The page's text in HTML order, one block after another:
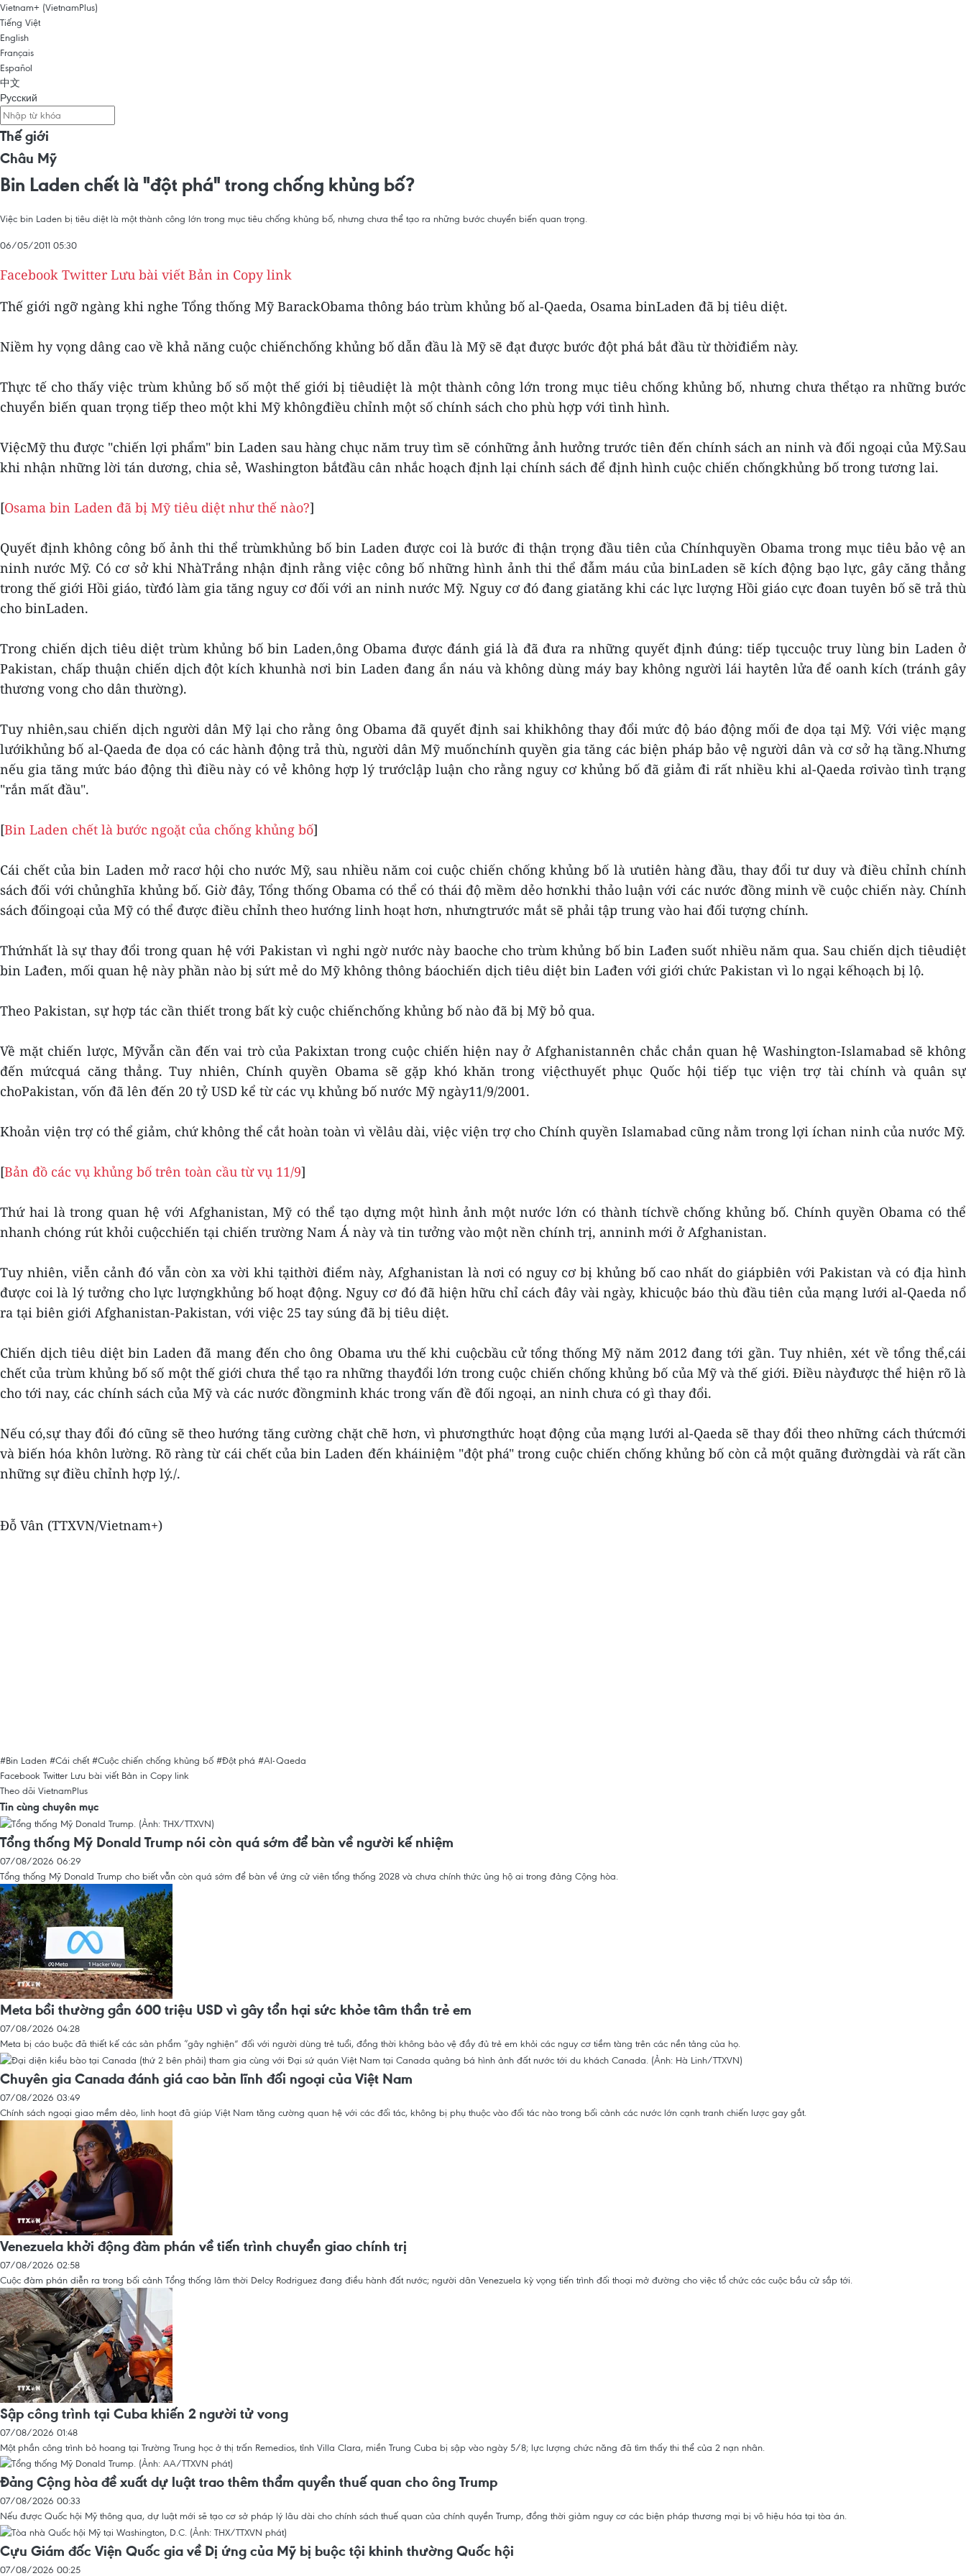
Vietnam+ (VietnamPlus)
Tiếng Việt
English
Français
Español
中文
Русский
Thế giới
Châu Mỹ
Bin Laden chết là "đột phá" trong chống khủng bố?
Việc bin Laden bị tiêu diệt là một thành công lớn trong mục tiêu chống khủng bố, nhưng chưa thể tạo ra những bước chuyển biến quan trọng.
06/05/2011 05:30
Facebook Twitter Lưu bài viết Bản in Copy link
Thế giới ngỡ ngàng khi nghe Tổng thống Mỹ BarackObama thông báo trùm khủng bố al-Qaeda, Osama binLaden đã bị tiêu diệt.
Niềm hy vọng dâng cao về khả năng cuộc chiếnchống khủng bố dẫn đầu là Mỹ sẽ đạt được bước đột phá bắt đầu từ thờiđiểm này.
Thực tế cho thấy việc trùm khủng bố số một thế giới bị tiêudiệt là một thành công lớn trong mục tiêu chống khủng bố, nhưng chưa thểtạo ra những bước
chuyển biến quan trọng tiếp theo một khi Mỹ khôngđiều chỉnh một số chính sách cho phù hợp với tình hình.
ViệcMỹ thu được "chiến lợi phẩm" bin Laden sau hàng chục năm truy tìm sẽ cónhững ảnh hưởng trước tiên đến chính sách an ninh và đối ngoại của Mỹ.Sau
khi nhận những lời tán dương, chia sẻ, Washington bắtđầu cân nhắc hoạch định lại chính sách để định hình cuộc chiến chốngkhủng bố trong tương lai.
[Osama bin Laden đã bị Mỹ tiêu diệt như thế nào?]
Quyết định không công bố ảnh thi thể trùmkhủng bố bin Laden được coi là bước đi thận trọng đầu tiên của Chínhquyền Obama trong mục tiêu bảo vệ an
ninh nước Mỹ. Có cơ sở khi NhàTrắng nhận định rằng việc công bố những hình ảnh thi thể đẫm máu của binLaden sẽ kích động bạo lực, gây căng thẳng
trong thế giới Hồi giáo, từđó làm gia tăng nguy cơ đối với an ninh nước Mỹ. Nguy cơ đó đang giatăng khi các lực lượng Hồi giáo cực đoan tuyên bố sẽ trả thù
cho binLaden.
Trong chiến dịch tiêu diệt trùm khủng bố bin Laden,ông Obama được đánh giá là đã đưa ra những quyết định đúng: tiếp tụccuộc truy lùng bin Laden ở
Pakistan, chấp thuận chiến dịch đột kích khunhà nơi bin Laden đang ẩn náu và không dùng máy bay không người lái haytên lửa để oanh kích (tránh gây
thương vong cho dân thường).
Tuy nhiên,sau chiến dịch người dân Mỹ lại cho rằng ông Obama đã quyết định sai khikhông thay đổi mức độ báo động mối đe dọa tại Mỹ. Với việc mạng
lướikhủng bố al-Qaeda đe dọa có các hành động trả thù, người dân Mỹ muốnchính quyền gia tăng các biện pháp bảo vệ người dân và cơ sở hạ tầng.Nhưng
nếu gia tăng mức báo động thì điều này có vẻ không hợp lý trướclập luận cho rằng nguy cơ khủng bố đã giảm đi rất nhiều khi al-Qaeda rơivào tình trạng
"rắn mất đầu".
[Bin Laden chết là bước ngoặt của chống khủng bố]
Cái chết của bin Laden mở racơ hội cho nước Mỹ, sau nhiều năm coi cuộc chiến chống khủng bố là ưutiên hàng đầu, thay đổi tư duy và điều chỉnh chính
sách đối với chủnghĩa khủng bố. Giờ đây, Tổng thống Obama có thể có thái độ mềm dẻo hơnkhi thảo luận với các nước đồng minh về cuộc chiến này. Chính
sách đốingoại của Mỹ có thể được điều chỉnh theo hướng linh hoạt hơn, nhưngtrước mắt sẽ phải tập trung vào hai đối tượng chính.
Thứnhất là sự thay đổi trong quan hệ với Pakistan vì nghi ngờ nước này baoche cho trùm khủng bố bin Lađen suốt nhiều năm qua. Sau chiến dịch tiêudiệt
bin Lađen, mối quan hệ này phần nào bị sứt mẻ do Mỹ không thông báochiến dịch tiêu diệt bin Lađen với giới chức Pakistan vì lo ngại kếhoạch bị lộ.
Theo Pakistan, sự hợp tác cần thiết trong bất kỳ cuộc chiếnchống khủng bố nào đã bị Mỹ bỏ qua.
Về mặt chiến lược, Mỹvẫn cần đến vai trò của Pakixtan trong cuộc chiến hiện nay ở Afghanistannên chắc chắn quan hệ Washington-Islamabad sẽ không
đến mứcquá căng thẳng. Tuy nhiên, Chính quyền Obama sẽ gặp khó khăn trong việcthuyết phục Quốc hội tiếp tục viện trợ tài chính và quân sự
choPakistan, vốn đã lên đến 20 tỷ USD kể từ các vụ khủng bố nước Mỹ ngày11/9/2001.
Khoản viện trợ có thể giảm, chứ không thể cắt hoàn toàn vì vềlâu dài, việc viện trợ cho Chính quyền Islamabad cũng nằm trong lợi íchan ninh của nước Mỹ.
[Bản đồ các vụ khủng bố trên toàn cầu từ vụ 11/9]
Thứ hai là trong quan hệ với Afghanistan, Mỹ có thể tạo dựng một hình ảnh một nước lớn có thành tíchvề chống khủng bố. Chính quyền Obama có thể
nhanh chóng rút khỏi cuộcchiến tại chiến trường Nam Á này và tin tưởng vào một nền chính trị, anninh mới ở Afghanistan.
Tuy nhiên, viễn cảnh đó vẫn còn xa vời khi tạithời điểm này, Afghanistan là nơi có nguy cơ bị khủng bố cao nhất do giápbiên với Pakistan và có địa hình
được coi là lý tưởng cho lực lượngkhủng bố hoạt động. Nguy cơ đó đã hiện hữu chỉ cách đây vài ngày, khicuộc báo thù đầu tiên của mạng lưới al-Qaeda nổ
ra tại biên giới Afghanistan-Pakistan, với việc 25 tay súng đã bị tiêu diệt.
Chiến dịch tiêu diệt bin Laden đã mang đến cho ông Obama ưu thế khi cuộcbầu cử tổng thống Mỹ năm 2012 đang tới gần. Tuy nhiên, xét về tổng thể,cái
chết của trùm khủng bố số một thế giới chưa thể tạo ra những thayđổi lớn trong cuộc chiến chống khủng bố của Mỹ và thế giới. Điều nàyđược thể hiện rõ là
cho tới nay, các chính sách của Mỹ và các nước đồngminh khác trong vấn đề đối ngoại, an ninh chưa có gì thay đổi.
Nếu có,sự thay đổi đó cũng sẽ theo hướng tăng cường chặt chẽ hơn, vì phươngthức hoạt động của mạng lưới al-Qaeda sẽ thay đổi theo những cách thứcmới
và biến hóa khôn lường. Rõ ràng từ cái chết của bin Laden đến kháiniệm "đột phá" trong cuộc chiến chống khủng bố còn cả một quãng đườngdài và rất cần
những sự điều chỉnh hợp lý./.
Đỗ Vân (TTXVN/Vietnam+)
#Bin Laden #Cái chết #Cuộc chiến chống khủng bố #Đột phá #Al-Qaeda
Facebook Twitter Lưu bài viết Bản in Copy link
Theo dõi VietnamPlus
Tin cùng chuyên mục
Tổng thống Mỹ Donald Trump nói còn quá sớm để bàn về người kế nhiệm
07/08/2026 06:29
Tổng thống Mỹ Donald Trump cho biết vẫn còn quá sớm để bàn về ứng cử viên tổng thống 2028 và chưa chính thức ủng hộ ai trong đảng Cộng hòa.
Meta bồi thường gần 600 triệu USD vì gây tổn hại sức khỏe tâm thần trẻ em
07/08/2026 04:28
Meta bị cáo buộc đã thiết kế các sản phẩm “gây nghiện” đối với người dùng trẻ tuổi, đồng thời không bảo vệ đầy đủ trẻ em khỏi các nguy cơ tiềm tàng trên các nền tảng của họ.
Chuyên gia Canada đánh giá cao bản lĩnh đối ngoại của Việt Nam
07/08/2026 03:49
Chính sách ngoại giao mềm dẻo, linh hoạt đã giúp Việt Nam tăng cường quan hệ với các đối tác, không bị phụ thuộc vào đối tác nào trong bối cảnh các nước lớn cạnh tranh chiến lược gay gắt.
Venezuela khởi động đàm phán về tiến trình chuyển giao chính trị
07/08/2026 02:58
Cuộc đàm phán diễn ra trong bối cảnh Tổng thống lâm thời Delcy Rodriguez đang điều hành đất nước; người dân Venezuela kỳ vọng tiến trình đối thoại mở đường cho việc tổ chức các cuộc bầu cử sắp tới.
Sập công trình tại Cuba khiến 2 người tử vong
07/08/2026 01:48
Một phần công trình bỏ hoang tại Trường Trung học ở thị trấn Remedios, tỉnh Villa Clara, miền Trung Cuba bị sập vào ngày 5/8; lực lượng chức năng đã tìm thấy thi thể của 2 nạn nhân.
Đảng Cộng hòa đề xuất dự luật trao thêm thẩm quyền thuế quan cho ông Trump
07/08/2026 00:33
Nếu được Quốc hội Mỹ thông qua, dự luật mới sẽ tạo cơ sở pháp lý lâu dài cho chính sách thuế quan của chính quyền Trump, đồng thời giảm nguy cơ các biện pháp thương mại bị vô hiệu hóa tại tòa án.
Cựu Giám đốc Viện Quốc gia về Dị ứng của Mỹ bị buộc tội khinh thường Quốc hội
07/08/2026 00:25